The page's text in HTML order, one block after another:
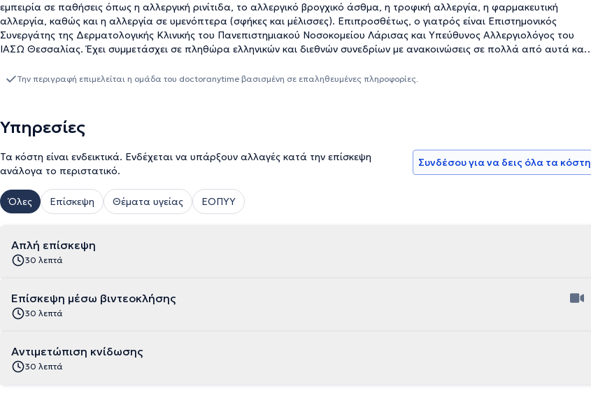
εμπειρία σε παθήσεις όπως η αλλεργική ρινίτιδα, το αλλεργικό βρογχικό άσθμα, η τροφική αλλεργία, η φαρμακευτική
αλλεργία, καθώς και η αλλεργία σε υμενόπτερα (σφήκες και μέλισσες). Επιπροσθέτως, ο γιατρός είναι Επιστημονικός
Συνεργάτης της Δερματολογικής Κλινικής του Πανεπιστημιακού Νοσοκομείου Λάρισας και Υπεύθυνος Aλλεργιολόγος του
ΙΑΣΩ Θεσσαλίας. Έχει συμμετάσχει σε πληθώρα ελληνικών και διεθνών συνεδρίων με ανακοινώσεις σε πολλά από αυτά και
Κλινικής Ανοσολογίας και της Ευρωπαϊκής Ακαδημίας Αλλεργιολογίας και Κλινικής Ανοσολογίας.
Την περιγραφή επιμελείται η ομάδα του doctoranytime βασισμένη σε επαληθευμένες πληροφορίες.
Υπηρεσίες
Τα κόστη είναι ενδεικτικά. Ενδέχεται να υπάρξουν αλλαγές κατά την επίσκεψη
ανάλογα το περιστατικό.
Συνδέσου για να δεις όλα τα κόστη
Όλες Επίσκεψη Θέματα υγείας ΕΟΠΥΥ
Απλή επίσκεψη
30 λεπτά
Επίσκεψη μέσω βιντεοκλήσης
30 λεπτά
Αντιμετώπιση κνίδωσης
30 λεπτά